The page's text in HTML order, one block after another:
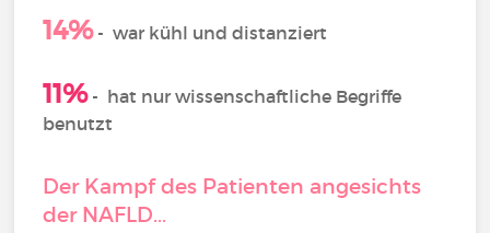
14%- war kühl und distanziert
11%- hat nur wissenschaftliche Begriffe
benutzt
Der Kampf des Patienten angesichts
der NAFLD...